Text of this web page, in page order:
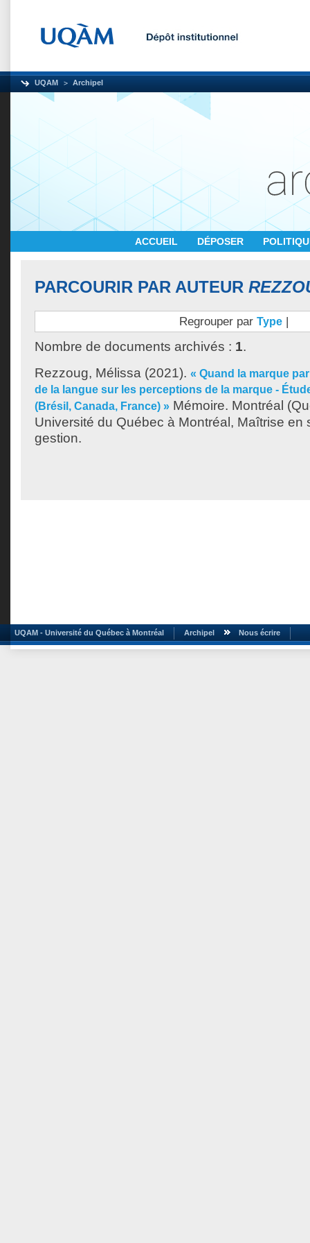
UQAM Archipel
ACCUEIL DÉPOSER
PARCOURIR PAR AUTEUR
Regrouper par Type |
Nombre de documents archivés : 1.
Rezzoug, Mélissa (2021). « Quand la marque
de la langue sur les perceptions de la marque -
(Brésil, Canada, France) » Mémoire. Montréal
Université du Québec à Montréal, Maîtrise en
gestion.
UQAM - Université du Québec à Montréal Archipel Nous écrire